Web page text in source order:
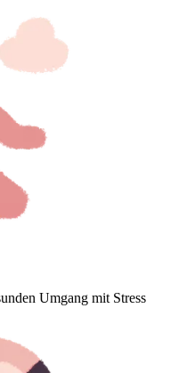
Umgang mit Stress